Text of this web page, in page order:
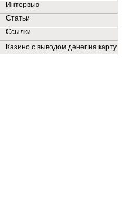
Интервью
Статьи
Ссылки
Казино с выводом денег на карту